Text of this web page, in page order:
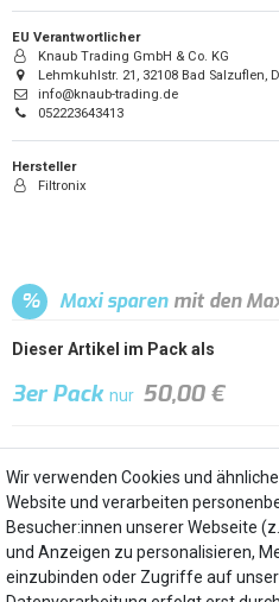
EU Verantwortlicher
Knaub Trading GmbH & Co. KG
Lehmkuhlstr. 21, 32108 Bad Salzuflen,
info@knaub-trading.de
052223643413
Hersteller
Filtronix
% Maxi sparen mit den
Dieser Artikel im Pack als
3er Pack nur 50,00 €
5er Pack 79,99 €
2er Packnur 35,60 €
Wir verwenden Cookies und
Website und verarbeiten
Besucher:innen unserer Webseite
und Anzeigen zu personalisieren,
einzubinden oder Zugriffe auf